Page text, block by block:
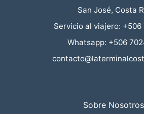
San José, Costa
Servicio al viajero: +506
Whatsapp: +506
Sobre Nosotros